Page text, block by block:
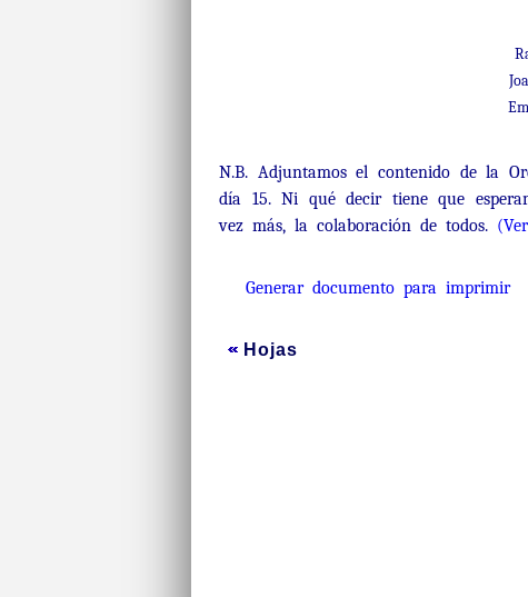
N.B. Adjuntamos el contenido de la
día 15. Ni qué decir tiene que
vez más, la colaboración de todos.
Generar documento para imprimir
Hojas